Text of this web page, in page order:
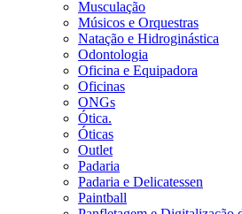
Musculação
Músicos e Orquestras
Natação e Hidroginástica
Odontologia
Oficina e Equipadora
Oficinas
ONGs
Ótica.
Óticas
Outlet
Padaria
Padaria e Delicatessen
Paintball